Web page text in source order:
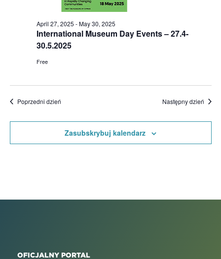
International Museum Day Events – 27.4-
30.5.2025
April 27, 2025 -May 30, 2025
Free
Poprzedni dzień Następny dzień
Zasubskrybuj kalendarz
OFICJALNY PORTAL